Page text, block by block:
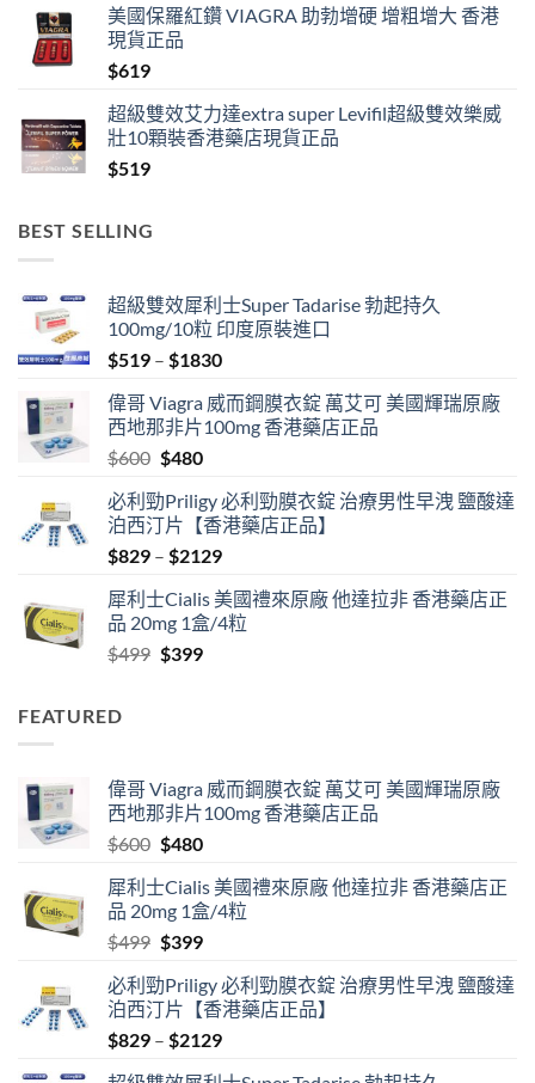
$519
美國保羅紅鑽 VIAGRA 助勃增硬 增粗增大 香港
現貨正品
$619
超級雙效艾力達extra super Levifil超級雙效樂威
壯10顆裝香港藥店現貨正品
$519
BEST SELLING
超級雙效犀利士Super Tadarise 勃起持久
100mg/10粒 印度原裝進口
$519 – $1830Price
$519
through
偉哥 Viagra 威而鋼膜衣錠 萬艾可 美國輝瑞原廠
西地那非片100mg 香港藥店正品
$600 Original
was:
$600.
$480Current
is:
$480.
必利勁Priligy 必利勁膜衣錠 治療男性早洩 鹽酸達
泊西汀片【香港藥店正品】
$829 – $2129Price
$829
through
犀利士Cialis 美國禮來原廠 他達拉非 香港藥店正
品 20mg 1盒/4粒
$499 Original
$399Current
FEATURED
偉哥 Viagra 威而鋼膜衣錠 萬艾可 美國輝瑞原廠
西地那非片100mg 香港藥店正品
$600 Original
was:
$600.
$480Current
is:
$480.
犀利士Cialis 美國禮來原廠 他達拉非 香港藥店正
品 20mg 1盒/4粒
$499 Original
was:
$499.
$399Current
is:
$399.
必利勁Priligy 必利勁膜衣錠 治療男性早洩 鹽酸達
泊西汀片【香港藥店正品】
$829 – $2129Price